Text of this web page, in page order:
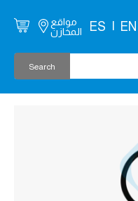
EN
ES
مواقع
المخازن